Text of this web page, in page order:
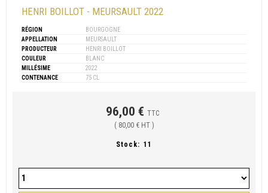
HENRI BOILLOT - MEURSAULT 2022
RÉGION
BOURGOGNE
APPELLATION
MEURSAULT
PRODUCTEUR
HENRI BOILLOT
COULEUR
BLANC
MILLÉSIME
2022
CONTENANCE
75 CL
96,00 € TTC
( 80,00 € HT )
Stock: 11